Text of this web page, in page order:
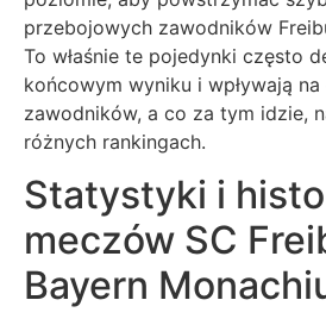
przebojowych zawodników
To właśnie te pojedynki często
końcowym wyniku i wpływają
zawodników, a co za tym idzie,
różnych rankingach.
Statystyki i
meczów SC
Bayern